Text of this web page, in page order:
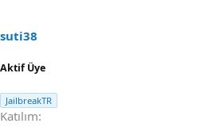
suti38
Aktif Üye
JailbreakTR
Katılım